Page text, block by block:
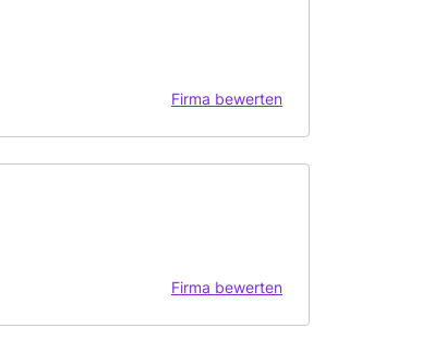
Firma bewerten
Firma bewerten